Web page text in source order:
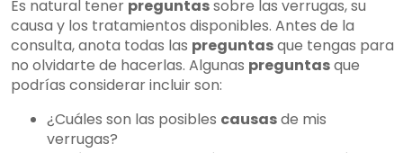
Es natural tener preguntassobre las verrugas, su
causa y los tratamientos disponibles. Antes de la
consulta, anota todas las preguntasque tengas para
no olvidarte de hacerlas. Algunas preguntasque
podrías considerar incluir son:
¿Cuáles son las posibles causasde mis
verrugas?